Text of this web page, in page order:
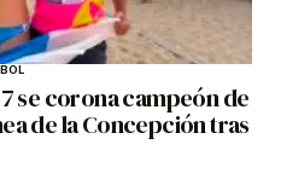
se corona campeón de
de la Concepción tras